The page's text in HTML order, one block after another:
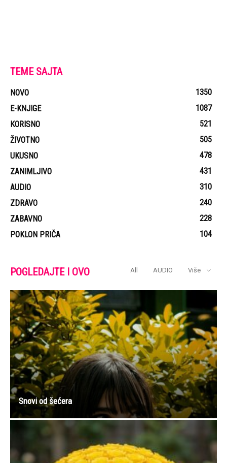
TEME SAJTA
NOVO
1350
E-KNJIGE
1087
KORISNO
521
ŽIVOTNO
505
UKUSNO
478
ZANIMLJIVO
431
AUDIO
310
ZDRAVO
240
ZABAVNO
228
POKLON PRIČA
104
POGLEDAJTE I OVO All AUDIO Više
Snovi od šećera